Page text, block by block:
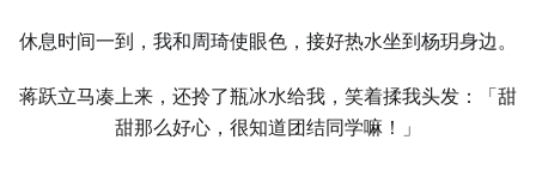
休息时间一到，我和周琦使眼色，接好热水坐到杨玥身边。
蒋跃立马凑上来，还拎了瓶冰水给我，笑着揉我头发：「甜
甜那么好心，很知道团结同学嘛！」